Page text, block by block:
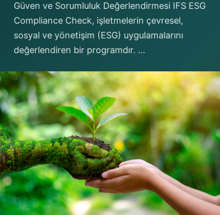
Güven ve Sorumluluk Değerlendirmesi IFS ESG
Compliance Check, işletmelerin çevresel,
sosyal ve yönetişim (ESG) uygulamalarını
değerlendiren bir programdır. …